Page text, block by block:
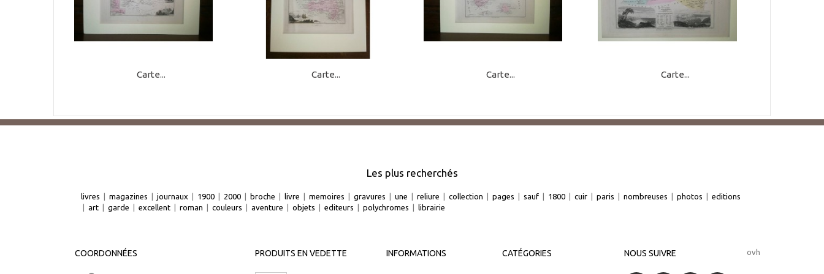
Carte... Carte... Carte... Carte...
Les plus recherchés
livres | magazines | journaux | 1900 | 2000 | broche | livre | memoires | gravures | une | reliure | collection | pages | sauf | 1800 | cuir | paris | nombreuses | photos | editions
| art | garde | excellent | roman | couleurs | aventure | objets | editeurs | polychromes | librairie
COORDONNÉES PRODUITS EN VEDETTE INFORMATIONS CATÉGORIES NOUS SUIVRE ovh